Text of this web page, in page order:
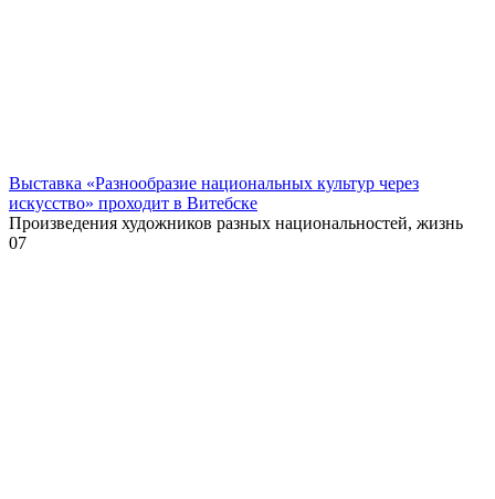
Выставка «Разнообразие национальных культур через
искусство» проходит в Витебске
Произведения художников разных национальностей, жизнь
07